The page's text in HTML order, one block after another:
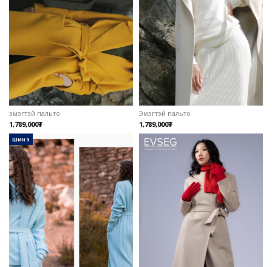
эмэгтэй пальто
1,789,000₮
Эмэгтэй пальто
1,789,000₮
шинэ